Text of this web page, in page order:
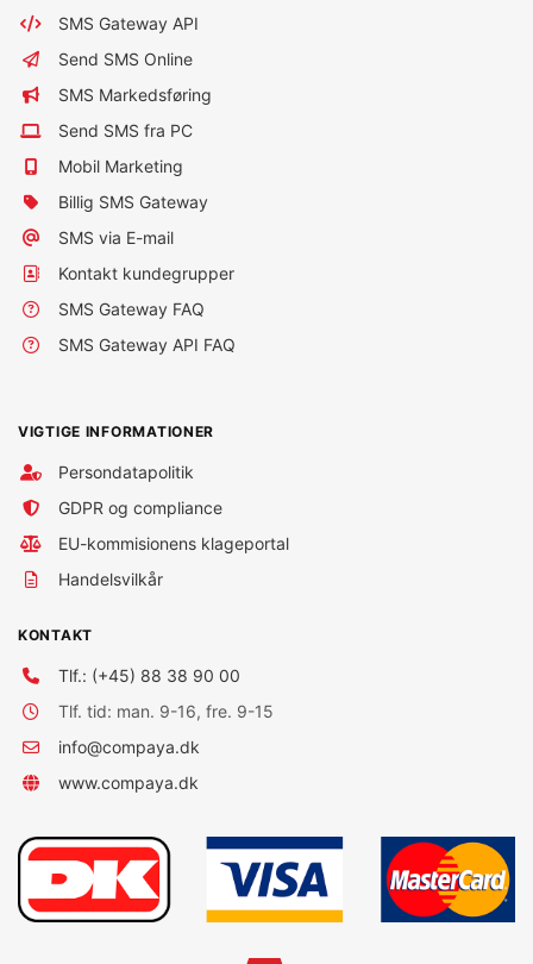
SMS Gateway API
Send SMS Online
SMS Markedsføring
Send SMS fra PC
Mobil Marketing
Billig SMS Gateway
SMS via E-mail
Kontakt kundegrupper
SMS Gateway FAQ
SMS Gateway API FAQ
VIGTIGE INFORMATIONER
Persondatapolitik
GDPR og compliance
EU-kommisionens klageportal
Handelsvilkår
KONTAKT
Tlf.: (+45) 88 38 90 00
Tlf. tid: man. 9-16, fre. 9-15
info@compaya.dk
www.compaya.dk